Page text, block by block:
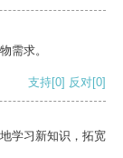
需求。
支持[0] 反对[0]
学习新知识，拓宽